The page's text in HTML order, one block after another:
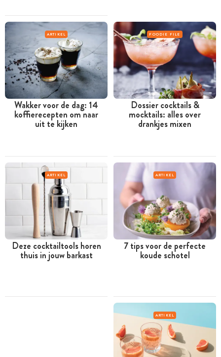
ARTIKEL
Wakker voor de dag: 14
koffierecepten om naar
uit te kijken
FOODIE FILE
Dossier cocktails &
mocktails: alles over
drankjes mixen
ARTIKEL
Deze cocktailtools horen
thuis in jouw barkast
ARTIKEL
7 tips voor de perfecte
koude schotel
ARTIKEL